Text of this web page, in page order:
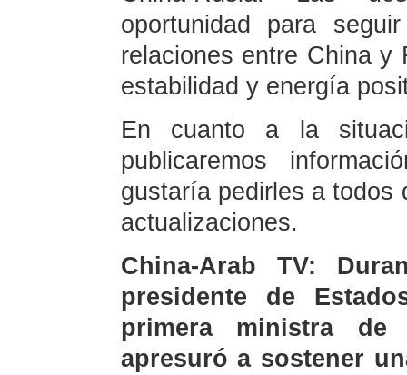
oportunidad para
relaciones entre China
estabilidad y energía
En cuanto a la
publicaremos
gustaría pedirles a todos
actualizaciones.
China-Arab TV:
presidente de
primera ministra de
apresuró a sostener